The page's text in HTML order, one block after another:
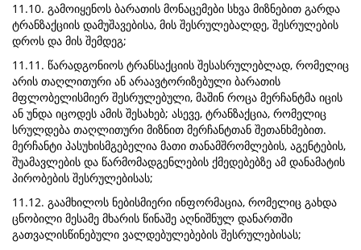
11.10. გამოიყენოს ბარათის მონაცემები სხვა მიზნებით გარდა
ტრანზაქციის დამუშავებისა, მის შესრულებალდე, შესრულების
დროს და მის შემდეგ;
11.11. წარადგონიოს ტრანსაქციის შესასრულებლად, რომელიც
არის თაღლითური ან არაავტორიზებული ბარათის
მფლობელისმიერ შესრულებული, მაშინ როცა მერჩანტმა იცის
ან უნდა იცოდეს ამის შესახებ; ასევე, ტრანზაქცია, რომელიც
სრულდება თაღლითური მიზნით მერჩანტთან შეთანხმებით.
მერჩანტი პასუხისმგებელია მათი თანამშრომლების, აგენტების,
შუამავლების და წარმომადგენლების ქმედებებზე ამ დანამატის
პირობების შესრულებისას;
11.12. გაამხილოს ნებისმიერი ინფორმაცია, რომელიც გახდა
ცნობილი მესამე მხარის წინაშე აღნიშნულ დანართში
გათვალისწინებული ვალდებულებების შესრულებისას;